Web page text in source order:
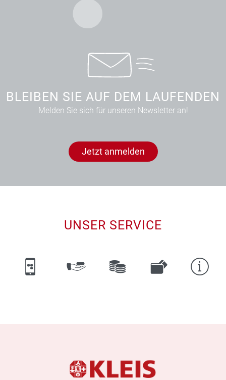
BLEIBEN SIE AUF DEM LAUFENDEN
Melden Sie sich für unseren Newsletter an!
Jetzt anmelden
UNSER SERVICE